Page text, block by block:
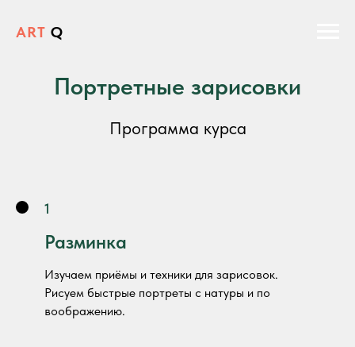
ART Q
Портретные зарисовки
Программа курса
1
Разминка
Изучаем приёмы и техники для зарисовок.
Рисуем быстрые портреты с натуры и по
воображению.